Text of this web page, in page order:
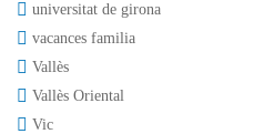
universitat de girona
vacances familia
Vallès
Vallès Oriental
Vic